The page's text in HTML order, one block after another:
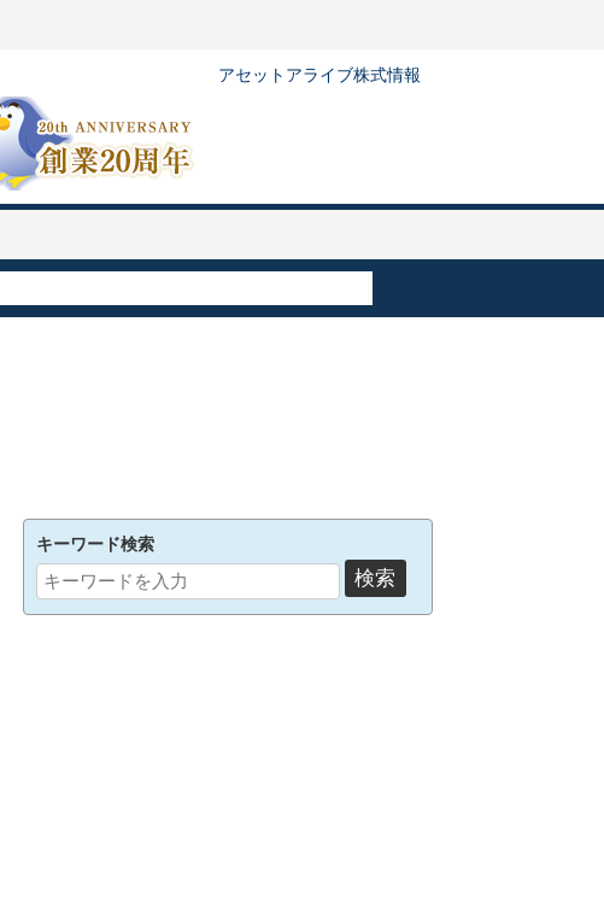
アセットアライブ株式情報
キーワード検索